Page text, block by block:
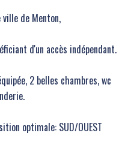
de Menton,
d'un accès indépendant.
2 belles chambres, wc
optimale: SUD/OUEST